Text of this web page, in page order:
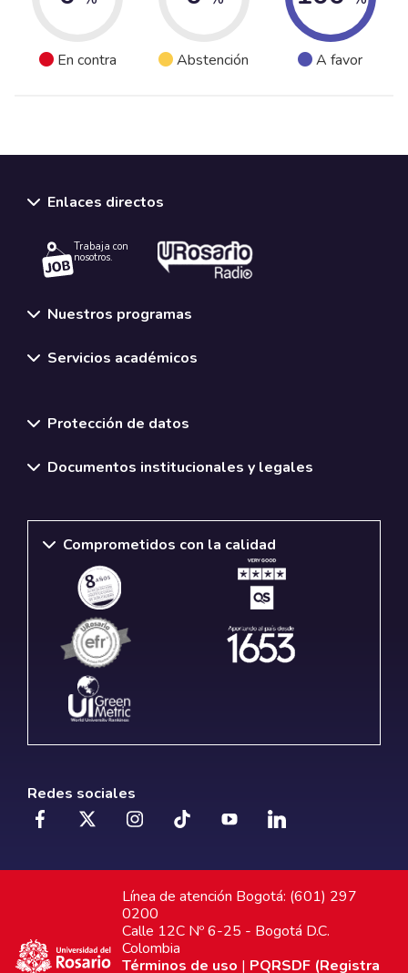
En contra Abstención A favor
Enlaces directos
Trabaja con
nosotros.
Nuestros programas
Servicios académicos
Protección de datos
Documentos institucionales y legales
Comprometidos con la calidad
Redes sociales
Línea de atención Bogotá: (601) 297
0200
Calle 12C Nº 6-25 - Bogotá D.C.
Colombia
Términos de uso | PQRSDF (Registra